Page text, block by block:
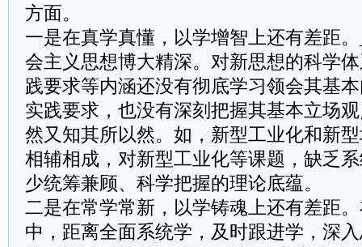
方面。
一是在真学真懂，以学增智上还有差距
会主义思想博大精深。对新思想的科学
践要求等内涵还没有彻底学习领会其基
实践要求，也没有深刻把握其基本立场
然又知其所以然。如，新型工业化和新
相辅相成，对新型工业化等课题，缺乏
少统筹兼顾、科学把握的理论底蕴。
二是在常学常新，以学铸魂上还有差距
中，距离全面系统学，及时跟进学，深